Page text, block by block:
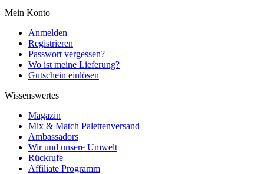
Mein Konto
Anmelden
Registrieren
Passwort vergessen?
Wo ist meine Lieferung?
Gutschein einlösen
Wissenswertes
Magazin
Mix & Match Palettenversand
Ambassadors
Wir und unsere Umwelt
Rückrufe
Affiliate Programm